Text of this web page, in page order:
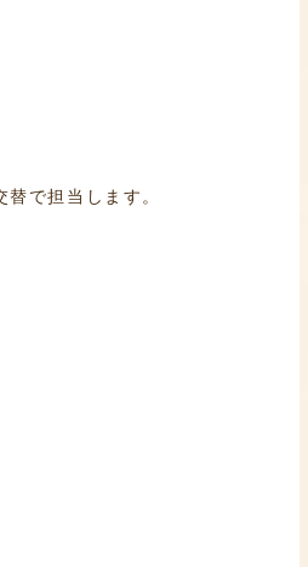
で担当します。